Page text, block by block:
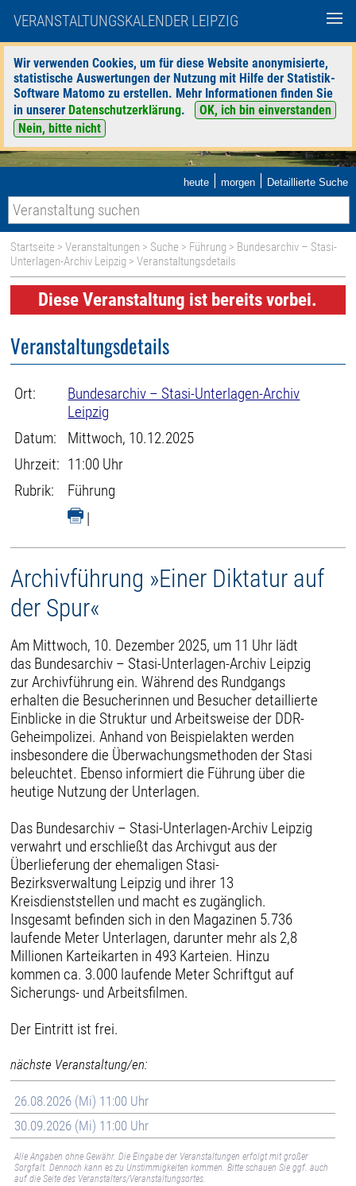
VERANSTALTUNGSKALENDER LEIPZIG
Wir verwenden Cookies, um für diese Website anonymisierte,
statistische Auswertungen der Nutzung mit Hilfe der Statistik-
Software Matomo zu erstellen. Mehr Informationen finden Sie
in unserer Datenschutzerklärung.
OK, ich bin einverstanden
Nein, bitte nicht
heute | morgen | Detaillierte Suche
Startseite >Veranstaltungen > Suche > Führung > Bundesarchiv – Stasi-
Unterlagen-Archiv Leipzig > Veranstaltungsdetails
Diese Veranstaltung ist bereits vorbei.
Veranstaltungsdetails
Ort:
Bundesarchiv – Stasi-Unterlagen-Archiv
Leipzig
Datum:
Mittwoch, 10.12.2025
Uhrzeit: 11:00 Uhr
Rubrik:
Führung
|
Archivführung »Einer Diktatur auf
der Spur«
Am Mittwoch, 10. Dezember 2025, um 11 Uhr lädt
das Bundesarchiv – Stasi-Unterlagen-Archiv Leipzig
zur Archivführung ein. Während des Rundgangs
erhalten die Besucherinnen und Besucher detaillierte
Einblicke in die Struktur und Arbeitsweise der DDR-
Geheimpolizei. Anhand von Beispielakten werden
insbesondere die Überwachungsmethoden der Stasi
beleuchtet. Ebenso informiert die Führung über die
heutige Nutzung der Unterlagen.
Das Bundesarchiv – Stasi-Unterlagen-Archiv Leipzig
verwahrt und erschließt das Archivgut aus der
Überlieferung der ehemaligen Stasi-
Bezirksverwaltung Leipzig und ihrer 13
Kreisdienststellen und macht es zugänglich.
Insgesamt befinden sich in den Magazinen 5.736
laufende Meter Unterlagen, darunter mehr als 2,8
Millionen Karteikarten in 493 Karteien. Hinzu
kommen ca. 3.000 laufende Meter Schriftgut auf
Sicherungs- und Arbeitsfilmen.
Der Eintritt ist frei.
nächste Veranstaltung/en:
26.08.2026 (Mi) 11:00 Uhr
30.09.2026 (Mi) 11:00 Uhr
Alle Angaben ohne Gewähr. Die Eingabe der Veranstaltungen erfolgt mit großer
Sorgfalt. Dennoch kann es zu Unstimmigkeiten kommen. Bitte schauen Sie ggf. auch
auf die Seite des Veranstalters/Veranstaltungsortes.